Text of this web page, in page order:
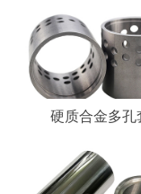
硬质合金多孔